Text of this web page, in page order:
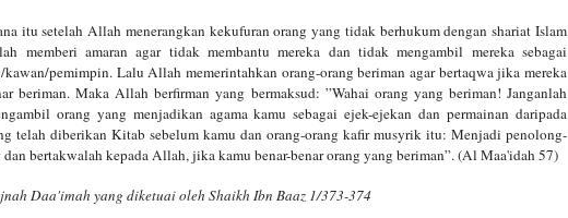
itu setelah Allah menerangkan kekufuran orang yang tidak berhukum dengan shariat Islam
memberi amaran agar tidak membantu mereka dan tidak mengambil mereka sebagai
kawan/pemimpin. Lalu Allah memerintahkan orang-orang beriman agar bertaqwa jika mereka
beriman. Maka Allah berfirman yang bermaksud: ”Wahai orang yang beriman! Janganlah
orang yang menjadikan agama kamu sebagai ejek-ejekan dan permainan daripada
telah diberikan Kitab sebelum kamu dan orang-orang kafir musyrik itu: Menjadi penolong-
bertakwalah kepadaAllah, jika kamu benar-benar orang yang beriman”.(Al Maa'idah 57)
Daa'imah yang diketuai oleh Shaikh Ibn Baaz 1/373-374